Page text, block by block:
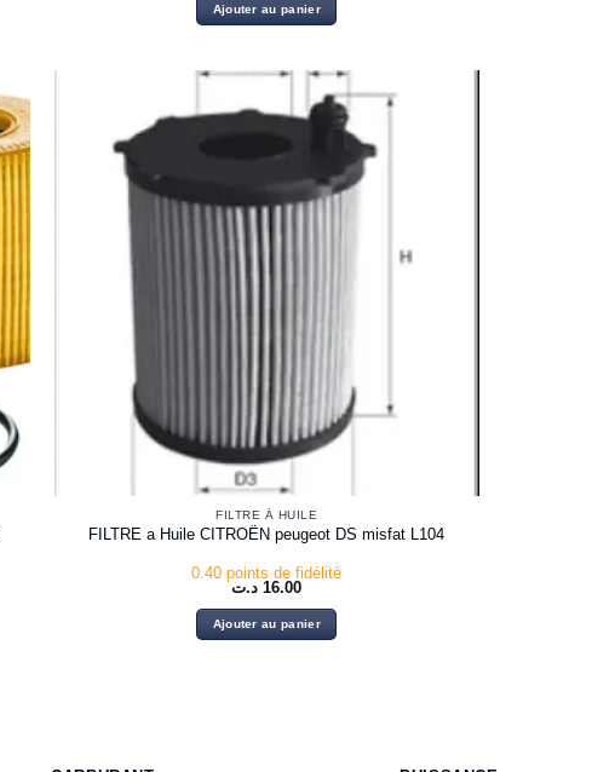
Ajouter au panier
FILTRE À HUILE
FILTRE a Huile CITROËN peugeot DS misfat L104
0.40 points de fidélité
16.00 د.ت
Ajouter au panier